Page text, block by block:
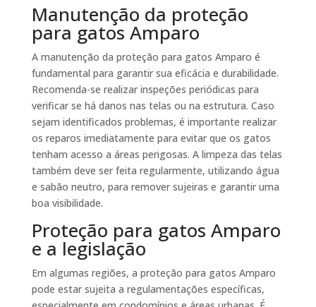
Manutenção da proteção
para gatos Amparo
A manutenção da proteção para gatos Amparo é
fundamental para garantir sua eficácia e durabilidade.
Recomenda-se realizar inspeções periódicas para
verificar se há danos nas telas ou na estrutura. Caso
sejam identificados problemas, é importante realizar
os reparos imediatamente para evitar que os gatos
tenham acesso a áreas perigosas. A limpeza das telas
também deve ser feita regularmente, utilizando água
e sabão neutro, para remover sujeiras e garantir uma
boa visibilidade.
Proteção para gatos Amparo
e a legislação
Em algumas regiões, a proteção para gatos Amparo
pode estar sujeita a regulamentações específicas,